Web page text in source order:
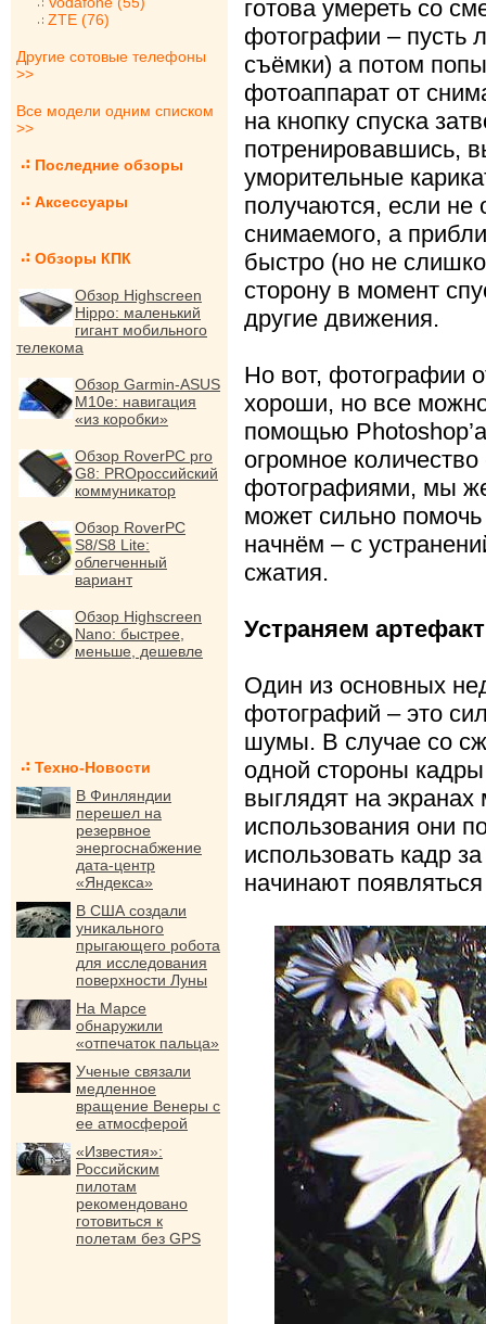
ZTE (76)
Другие сотовые телефоны
>>
Все модели одним списком
>>
Последние обзоры
Аксессуары
Обзоры КПК
Обзор Highscreen
Hippo: маленький
гигант мобильного
телекома
Обзор Garmin-ASUS
M10e: навигация
«из коробки»
Обзор RoverPC pro
G8: PROроссийский
коммуникатор
Обзор RoverPC
S8/S8 Lite:
облегченный
вариант
Обзор Highscreen
Nano: быстрее,
меньше, дешевле
Техно-Новости
В Финляндии
перешел на
резервное
энергоснабжение
дата-центр
«Яндекса»
В США создали
уникального
прыгающего робота
для исследования
поверхности Луны
На Марсе
обнаружили
«отпечаток пальца»
Ученые связали
медленное
вращение Венеры с
ее атмосферой
«Известия»:
Российским
пилотам
рекомендовано
готовиться к
полетам без GPS
готова умереть со
фотографии – пусть
съёмки) а потом
фотоаппарат от
на кнопку спуска
потренировавшись,
уморительные
получаются, если не
снимаемого, а
быстро (но не
сторону в момент
другие движения.
Но вот, фотографии
хороши, но все
помощью
огромное
фотографиями, мы
может сильно
начнём – с
сжатия.
Устраняем
Один из основных
фотографий – это
шумы. В случае со
одной стороны
выглядят на
использования они
использовать кадр
начинают